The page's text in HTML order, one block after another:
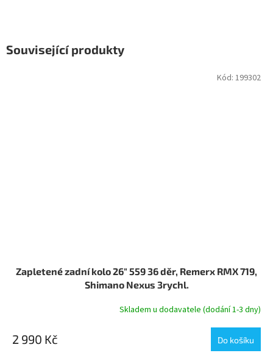
Související produkty
Zapletené zadní kolo 26" 559 36 děr, Remerx RMX 719,
Shimano Nexus 3rychl.
Skladem u dodavatele (dodání 1-3 dny)
2 990 Kč Do košíku
Kód: 199302